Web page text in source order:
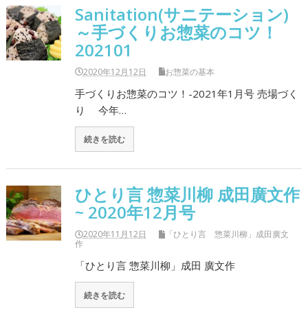
Sanitation(サニテーション)
～手づくりお惣菜のコツ！
202101
2020年12月12日 お惣菜の基本
手づくりお惣菜のコツ！-2021年1月号 売場づく
り 今年…
続きを読む
ひとり言 惣菜川柳 成田廣文作
~ 2020年12月号
2020年11月12日
「ひとり言 惣菜川柳」成田廣文
作
「ひとり言 惣菜川柳」成田 廣文作
続きを読む